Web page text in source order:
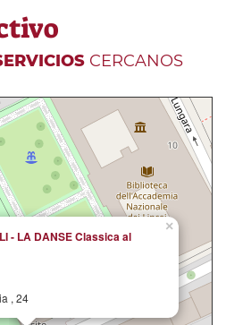
CERCANOS
×
- LA DANSE Classica al
, 24